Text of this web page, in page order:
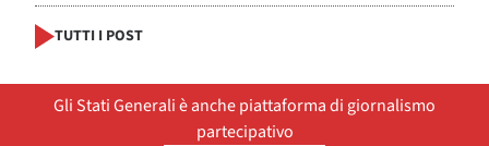
TUTTI I POST
Gli Stati Generali è anche piattaforma di giornalismo
partecipativo